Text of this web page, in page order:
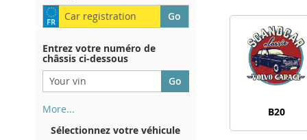
B20
Entrez votre numéro de
châssis ci-dessous
More...
au dos de votre certificat
Sélectionnez votre véhicule